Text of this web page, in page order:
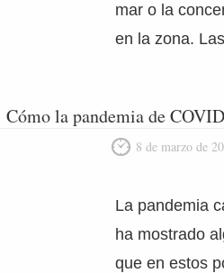
mar o la
en la zona.
Cómo la pandemia de
8 de marzo de
La pandemia
ha mostrado
que en estos